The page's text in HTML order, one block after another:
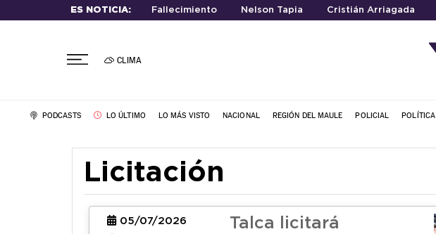
ES NOTICIA: Fallecimiento Nelson Tapia Cristián Arriagada
CLIMA
PODCASTS LO ÚLTIMO LO MÁS VISTO NACIONAL REGIÓN DEL MAULE POLICIAL POLÍTICA
Licitación
05/07/2026
Talca licitará